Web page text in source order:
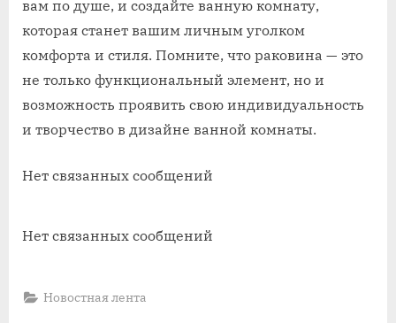
вам по душе, и создайте ванную комнату,
которая станет вашим личным уголком
комфорта и стиля. Помните, что раковина — это
не только функциональный элемент, но и
возможность проявить свою индивидуальность
и творчество в дизайне ванной комнаты.
Нет связанных сообщений
Нет связанных сообщений
Новостная лента